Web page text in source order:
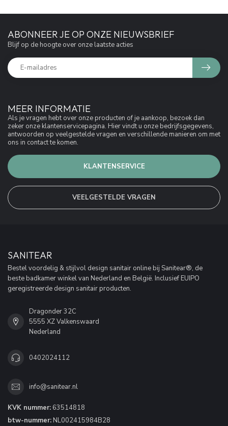
MEER INFORMATIE
Als je vragen hebt over onze producten of je aankoop, bezoek dan
zeker onze klantenservicepagina. Hier vindt u onze bedrijfsgegevens,
antwoorden op veelgestelde vragen en verschillende manieren om met
ons in contact te komen.
KLANTENSERVICE
VEELGESTELDE VRAGEN
ABONNEER JE OP ONZE NIEUWSBRIEF
Blijf op de hoogte over onze laatste acties
SANITEAR
Bestel voordelig & stijlvol design sanitair online bij Sanitear®, de
beste badkamer winkel van Nederland en België. Inclusief EUIPO
geregistreerde design sanitair producten.
Dragonder 32C
5555 XZ Valkenswaard
Nederland
0402024112
info@sanitear.nl
KVK nummer: 63514818
btw-nummer: NL002415984B28